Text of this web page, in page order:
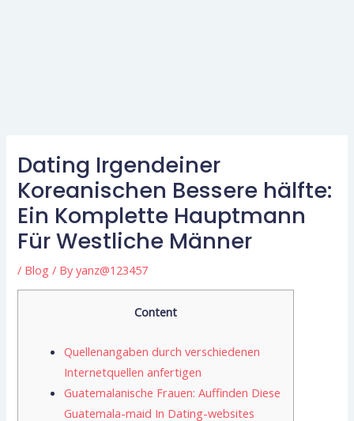
Dating Irgendeiner
Koreanischen Bessere hälfte:
Ein Komplette Hauptmann
Für Westliche Männer
/ Blog / Byyanz@123457
Content
Quellenangaben durch verschiedenen
Internetquellen anfertigen
Guatemalanische Frauen: Auffinden Diese
Guatemala-maid In Dating-websites